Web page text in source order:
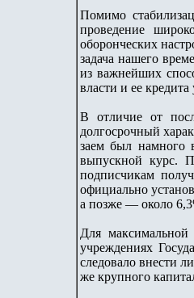
Помимо
проведение
оборонческих
задача нашего
из важнейших
власти и ее
В отличие от
долгосрочный
заем был намного
выпускной курс.
подписчикам
официально
а позже — около
Для максимальной
учреждениях
следовало внести
же крупного